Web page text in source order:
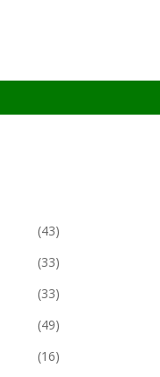
(43)
(33)
(33)
(49)
(16)